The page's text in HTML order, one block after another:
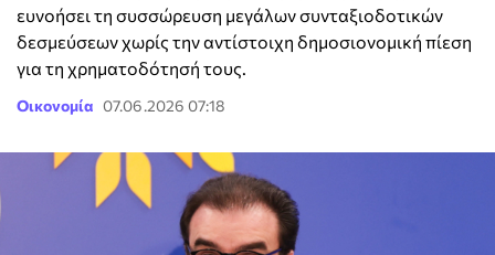
ευνοήσει τη συσσώρευση μεγάλων συνταξιοδοτικών
δεσμεύσεων χωρίς την αντίστοιχη δημοσιονομική πίεση
για τη χρηματοδότησή τους.
Οικονομία 07.06.2026 07:18